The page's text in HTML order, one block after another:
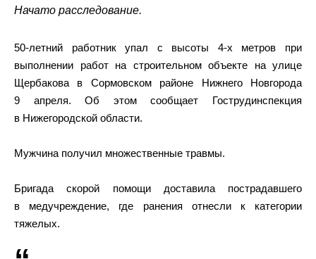
Начато расследование.
50-летний работник упал с высоты 4-х метров при
выполнении работ на строительном объекте на улице
Щербакова в Сормовском районе Нижнего Новгорода
9 апреля. Об этом сообщает Гострудинспекция
в Нижегородской области.
Мужчина получил множественные травмы.
Бригада скорой помощи доставила пострадавшего
в медучреждение, где ранения отнесли к категории
тяжелых.